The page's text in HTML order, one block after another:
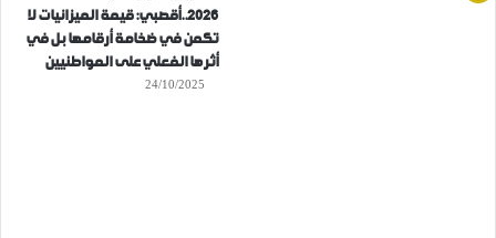
2026..أقصبي: قيمة الميزانيات لا
تكمن في ضخامة أرقامها بل في
أثرها الفعلي على المواطنيين
24/10/2025